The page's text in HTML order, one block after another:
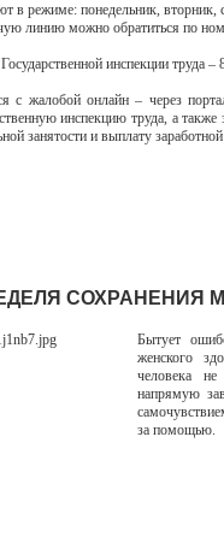
в режиме: понедельник, вторник,
линию можно обратиться по
инспекции труда –
с жалобой онлайн – через
инспекцию труда, а также
занятости и выплату
СОХРАНЕНИЯ
Бытует
женского
человека
напрямую
за помощью.